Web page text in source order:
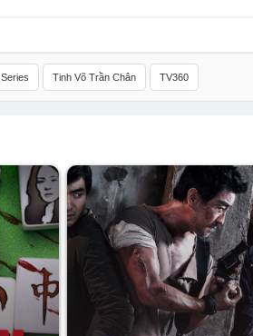
Series Tinh Võ Trần Chân TV360